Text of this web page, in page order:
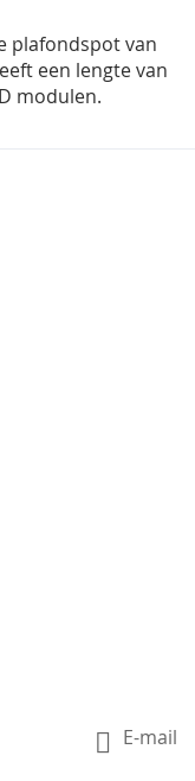
plafondspot van
een lengte van
modulen.
E-mail